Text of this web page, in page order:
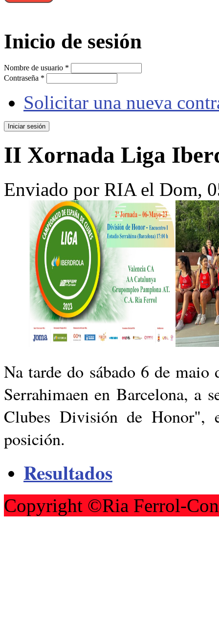
Inicio de sesión
Nombre de usuario *
Contraseña *
Solicitar una nueva
II Xornada Liga
Enviado por RIAel Dom,
Na tarde do sábado 6 de
Serrahimaen en Barcelona, a
Clubes División de Honor",
posición.
Resultados
Copyright ©Ria Ferrol-